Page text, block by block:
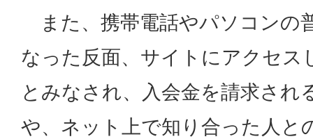
また、携帯電話やパソコンの
なった反面、サイトにアクセス
とみなされ、入会金を請求され
や、ネット上で知り合った人と